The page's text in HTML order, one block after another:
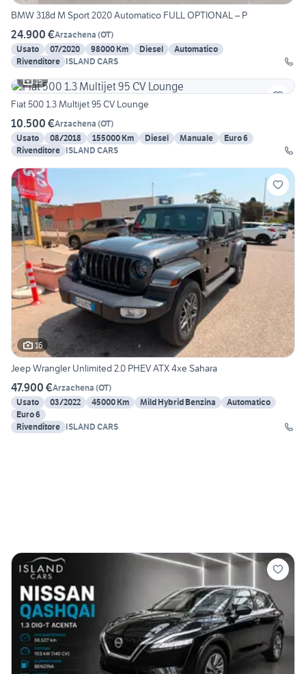
BMW 318d M Sport 2020 Automatico FULL OPTIONAL – P
24.900 €Arzachena (OT)
Usato
07/2020 98000 Km Diesel
Automatico
Rivenditore ISLAND CARS
15
Fiat 500 1.3 Multijet 95 CV Lounge
10.500 €Arzachena (OT)
Usato
08/2018 155000 Km Diesel Manuale
Euro 6
Rivenditore ISLAND CARS
16
Jeep Wrangler Unlimited 2.0 PHEV ATX 4xe Sahara
47.900 €Arzachena (OT)
Usato
03/2022 45000 Km Mild Hybrid Benzina
Automatico
Euro 6
Rivenditore ISLAND CARS